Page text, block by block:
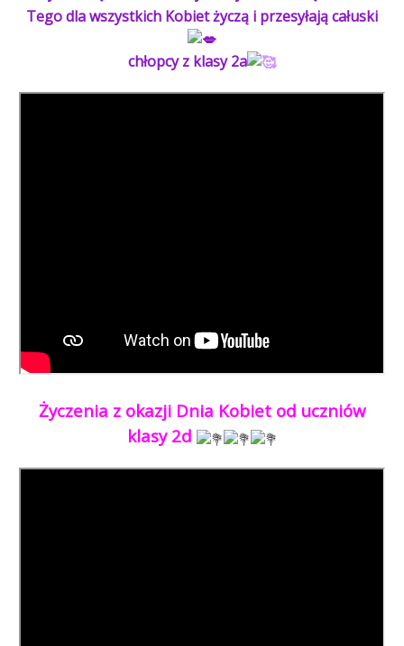
Tego dla wszystkich Kobiet życzą i przesyłają całuski
chłopcy z klasy 2a
Życzenia z okazji Dnia Kobiet od uczniów
klasy 2d